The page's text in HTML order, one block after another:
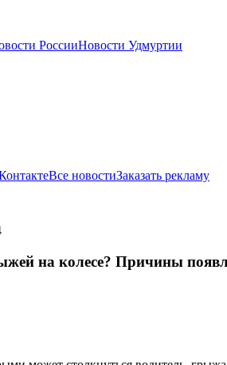
РоссииНовости Удмуртии
Все новостиЗаказать рекламу
на колесе? Причины